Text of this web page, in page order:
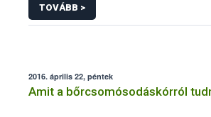
TOVÁBB >
2016. április 22, péntek
Amit a bőrcsomósodáskórról